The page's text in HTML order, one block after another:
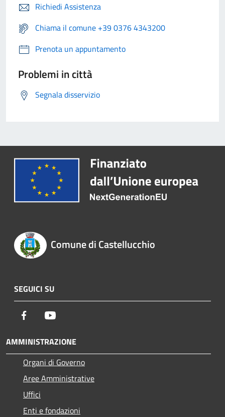
Richiedi Assistenza
Chiama il comune +39 0376 4343200
Prenota un appuntamento
Problemi in città
Segnala disservizio
Comune di Castellucchio
SEGUICI SU
Facebook
AMMINISTRAZIONE
Organi di Governo
Aree Amministrative
Uffici
Enti e fondazioni